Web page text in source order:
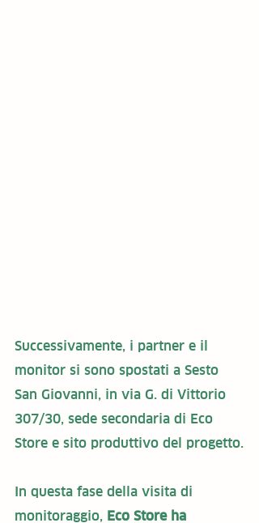
Successivamente, i partner e il
monitor si sono spostati a Sesto
San Giovanni, in via G. di Vittorio
307/30, sede secondaria di Eco
Store e sito produttivo del progetto.
In questa fase della visita di
monitoraggio, Eco Store ha